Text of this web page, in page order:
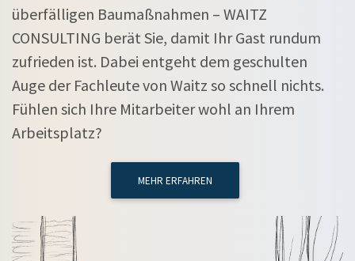
überfälligen Baumaßnahmen – WAITZ
CONSULTING berät Sie, damit Ihr Gast rundum
zufrieden ist. Dabei entgeht dem geschulten
Auge der Fachleute von Waitz so schnell nichts.
Fühlen sich Ihre Mitarbeiter wohl an Ihrem
Arbeitsplatz?
MEHR ERFAHREN